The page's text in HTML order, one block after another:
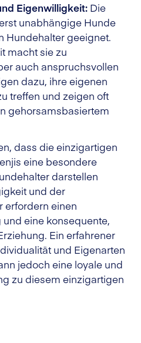
Eigenwilligkeit: Die
unabhängige Hunde
Hundehalter geeignet.
macht sie zu
auch anspruchsvollen
dazu, ihre eigenen
treffen und zeigen oft
gehorsamsbasiertem
dass die einzigartigen
eine besondere
darstellen
und der
erfordern einen
eine konsequente,
Ein erfahrener
und Eigenarten
jedoch eine loyale und
zu diesem einzigartigen